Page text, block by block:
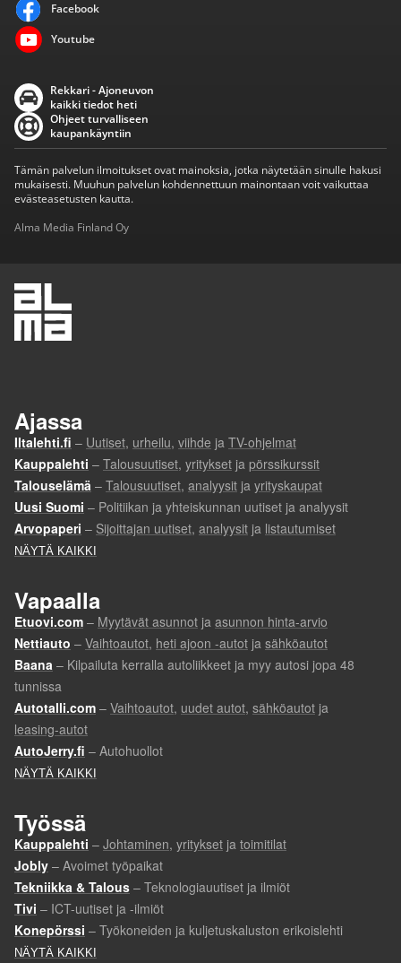
Facebook
Youtube
Rekkari - Ajoneuvon
kaikki tiedot heti
Ohjeet turvalliseen
kaupankäyntiin
Tämän palvelun ilmoitukset ovat mainoksia, jotka näytetään sinulle hakusi
mukaisesti. Muuhun palvelun kohdennettuun mainontaan voit vaikuttaa
evästeasetusten kautta.
Alma Media Finland Oy